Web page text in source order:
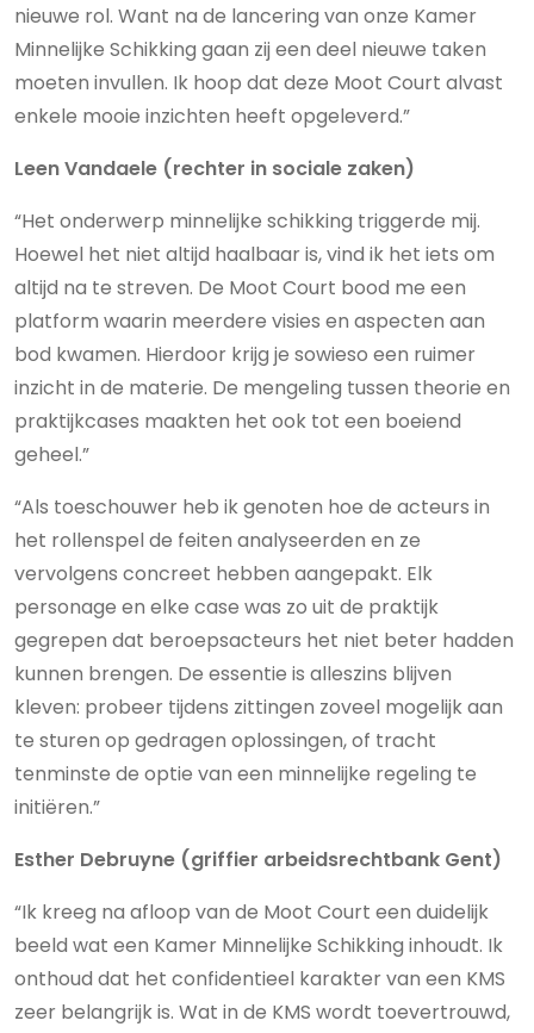
nieuwe rol. Want na de lancering van onze Kamer
Minnelijke Schikking gaan zij een deel nieuwe taken
moeten invullen. Ik hoop dat deze Moot Court alvast
enkele mooie inzichten heeft opgeleverd.”
Leen Vandaele (rechter in sociale zaken)
“Het onderwerp minnelijke schikking triggerde mij.
Hoewel het niet altijd haalbaar is, vind ik het iets om
altijd na te streven. De Moot Court bood me een
platform waarin meerdere visies en aspecten aan
bod kwamen. Hierdoor krijg je sowieso een ruimer
inzicht in de materie. De mengeling tussen theorie en
praktijkcases maakten het ook tot een boeiend
geheel.”
“Als toeschouwer heb ik genoten hoe de acteurs in
het rollenspel de feiten analyseerden en ze
vervolgens concreet hebben aangepakt. Elk
personage en elke case was zo uit de praktijk
gegrepen dat beroepsacteurs het niet beter hadden
kunnen brengen. De essentie is alleszins blijven
kleven: probeer tijdens zittingen zoveel mogelijk aan
te sturen op gedragen oplossingen, of tracht
tenminste de optie van een minnelijke regeling te
initiëren.”
Esther Debruyne (griffier arbeidsrechtbank Gent)
“Ik kreeg na afloop van de Moot Court een duidelijk
beeld wat een Kamer Minnelijke Schikking inhoudt. Ik
onthoud dat het confidentieel karakter van een KMS
zeer belangrijk is. Wat in de KMS wordt toevertrouwd,